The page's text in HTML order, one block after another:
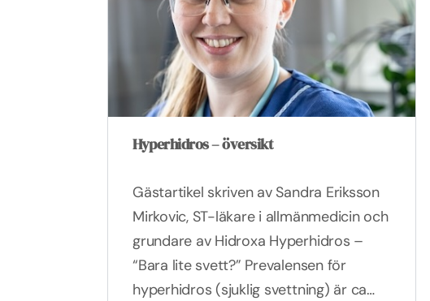
Hyperhidros – översikt
Gästartikel skriven av Sandra Eriksson
Mirkovic, ST-läkare i allmänmedicin och
grundare av Hidroxa Hyperhidros –
“Bara lite svett?” Prevalensen för
hyperhidros (sjuklig svettning) är ca…